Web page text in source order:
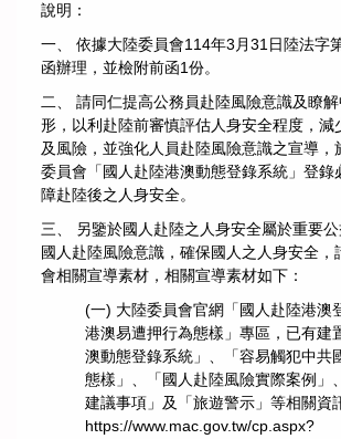
說明：
一、 依據大陸委員會114年3月31日陸法字
函辦理，並檢附前函1份。
二、 請同仁提高公務員赴陸風險意識及瞭
形，以利赴陸前審慎評估人身安全程度，減
及風險，並強化人員赴陸風險意識之宣導，
委員會「國人赴陸港澳動態登錄系統」登錄
障赴陸後之人身安全。
三、 另鑒於國人赴陸之人身安全屬於重要
國人赴陸風險意識，確保國人之人身安全，
會相關宣導素材，相關宣導素材如下：
(一) 大陸委員會官網「國人赴陸港澳
港澳易遭押行為態樣」專區，已有建
澳動態登錄系統」、「容易觸犯中共
態樣」、「國人赴陸風險實際案例」
建議事項」及「旅遊警示」等相關資
https://www.mac.gov.tw/cp.aspx?